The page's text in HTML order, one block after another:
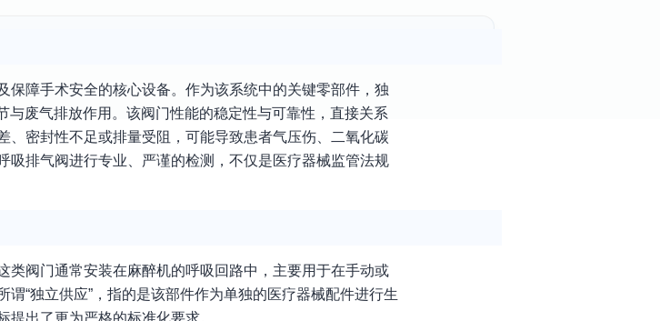
障手术安全的核心设备。作为该系统中的关键零部件，独
废气排放作用。该阀门性能的稳定性与可靠性，直接关系
密封性不足或排量受阻，可能导致患者气压伤、二氧化碳
排气阀进行专业、严谨的检测，不仅是医疗器械监管法规
阀门通常安装在麻醉机的呼吸回路中，主要用于在手动或
“独立供应”，指的是该部件作为单独的医疗器械配件进行生
出了更为严格的标准化要求。